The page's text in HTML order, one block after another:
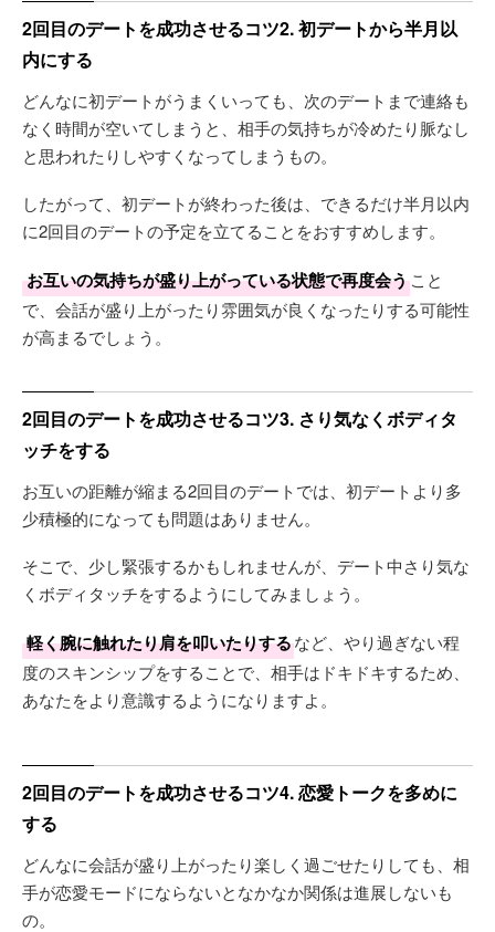
2回目のデートを成功させるコツ2. 初デートから半月以
内にする
どんなに初デートがうまくいっても、次のデートまで連絡も
なく時間が空いてしまうと、相手の気持ちが冷めたり脈なし
と思われたりしやすくなってしまうもの。
したがって、初デートが終わった後は、できるだけ半月以内
に2回目のデートの予定を立てることをおすすめします。
お互いの気持ちが盛り上がっている状態で再度会うこと
で、会話が盛り上がったり雰囲気が良くなったりする可能性
が高まるでしょう。
2回目のデートを成功させるコツ3. さり気なくボディタ
ッチをする
お互いの距離が縮まる2回目のデートでは、初デートより多
少積極的になっても問題はありません。
そこで、少し緊張するかもしれませんが、デート中さり気な
くボディタッチをするようにしてみましょう。
軽く腕に触れたり肩を叩いたりするなど、やり過ぎない程
度のスキンシップをすることで、相手はドキドキするため、
あなたをより意識するようになりますよ。
2回目のデートを成功させるコツ4. 恋愛トークを多めに
する
どんなに会話が盛り上がったり楽しく過ごせたりしても、相
手が恋愛モードにならないとなかなか関係は進展しないも
の。